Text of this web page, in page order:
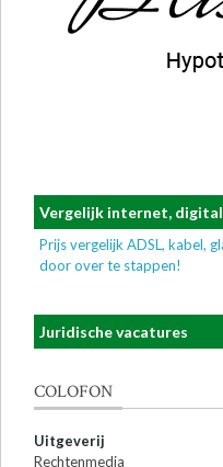
Vergelijk internet,
Prijs vergelijk ADSL, kabel,
door over te stappen!
Juridische vacatures
COLOFON
Uitgeverij
Rechtenmedia